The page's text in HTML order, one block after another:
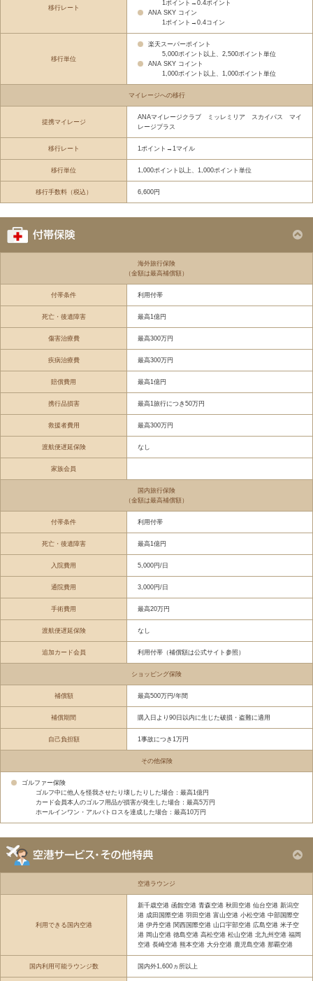
移行レート
1ポイント→0.4ポイント
ANA SKY コイン
1ポイント→0.4コイン
移行単位
楽天スーパーポイント
5,000ポイント以上、2,500ポイント単位
ANA SKY コイント
1,000ポイント以上、1,000ポイント単位
マイレージへの移行
提携マイレージ
ANAマイレージクラブ ミッレミリア スカイパス マイ
レージプラス
移行レート 1ポイント→1マイル
移行単位 1,000ポイント以上、1,000ポイント単位
移行手数料（税込） 6,600円
海外旅行保険
（金額は最高補償額）
付帯条件 利用付帯
死亡・後遺障害 最高1億円
傷害治療費 最高300万円
疾病治療費 最高300万円
賠償費用 最高1億円
携行品損害 最高1旅行につき50万円
救援者費用 最高300万円
渡航便遅延保険 なし
家族会員
国内旅行保険
（金額は最高補償額）
付帯条件 利用付帯
死亡・後遺障害 最高1億円
入院費用 5,000円/日
通院費用 3,000円/日
手術費用 最高20万円
渡航便遅延保険 なし
追加カード会員 利用付帯（補償額は公式サイト参照）
ショッピング保険
補償額 最高500万円/年間
補償期間 購入日より90日以内に生じた破損・盗難に適用
自己負担額 1事故につき1万円
その他保険
ゴルファー保険
ゴルフ中に他人を怪我させたり壊したりした場合：最高1億円
カード会員本人のゴルフ用品が損害が発生した場合：最高5万円
ホールインワン・アルバトロスを達成した場合：最高10万円
空港ラウンジ
利用できる国内空港
新千歳空港 函館空港 青森空港 秋田空港 仙台空港 新潟空
港 成田国際空港 羽田空港 富山空港 小松空港 中部国際空
港 伊丹空港 関西国際空港 山口宇部空港 広島空港 米子空
港 岡山空港 徳島空港 高松空港 松山空港 北九州空港 福岡
空港 長崎空港 熊本空港 大分空港 鹿児島空港 那覇空港
国内利用可能ラウンジ数 国内外1,600ヵ所以上